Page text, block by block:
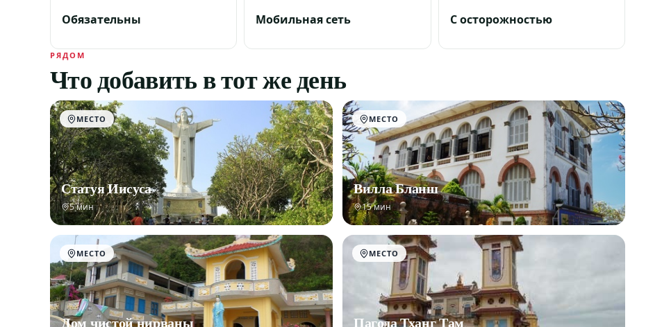
Обязательны Мобильная сеть С осторожностью
РЯДОМ
Что добавить в тот же день
МЕСТО
Статуя Иисуса
5 мин
МЕСТО
Вилла Бланш
15 мин
МЕСТО
Дом чистой нирваны
МЕСТО
Пагода Тханг Там